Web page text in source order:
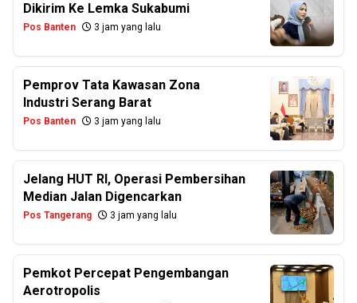
Dikirim Ke Lemka Sukabumi
Pos Banten 3 jam yang lalu
Pemprov Tata Kawasan Zona
Industri Serang Barat
Pos Banten 3 jam yang lalu
Jelang HUT RI, Operasi Pembersihan
Median Jalan Digencarkan
Pos Tangerang 3 jam yang lalu
Pemkot Percepat Pengembangan
Aerotropolis